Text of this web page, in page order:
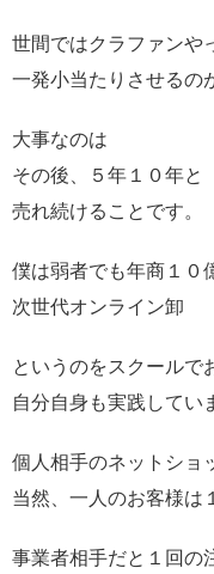
世間ではクラファンや
一発小当たりさせるの
大事なのは
その後、５年１０年と
売れ続けることです。
僕は弱者でも年商１０
次世代オンライン卸
というのをスクールで
自分自身も実践してい
個人相手のネットショ
当然、一人のお客様は
事業者相手だと１回の